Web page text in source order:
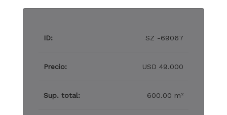
ID: SZ -69067
Precio: USD 49.000
Sup. total: 600.00 m²